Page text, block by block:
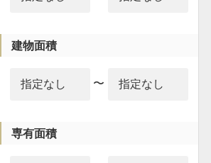
建物面積
〜
専有面積